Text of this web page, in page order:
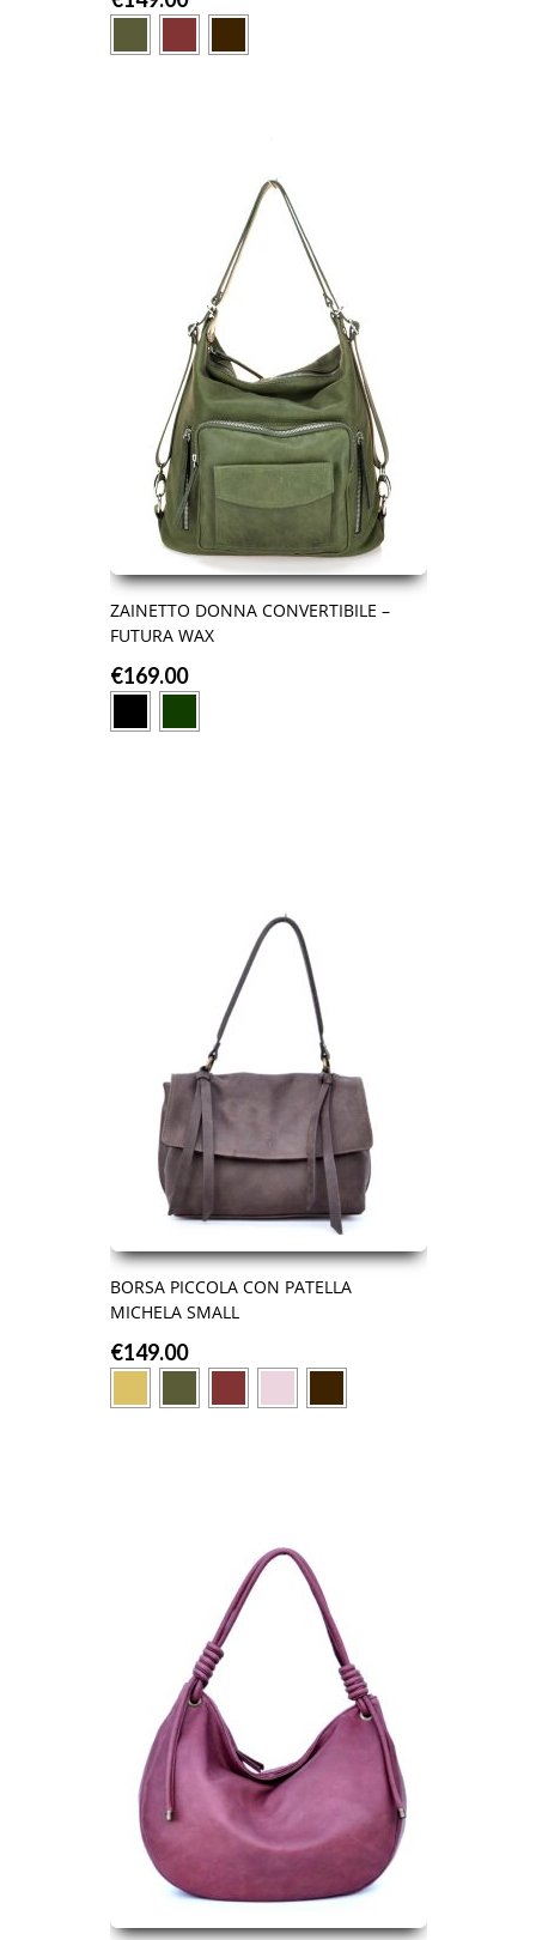
ZAINETTO DONNA CONVERTIBILE –
FUTURA WAX
€169.00
BORSA PICCOLA CON PATELLA
MICHELA SMALL
€149.00